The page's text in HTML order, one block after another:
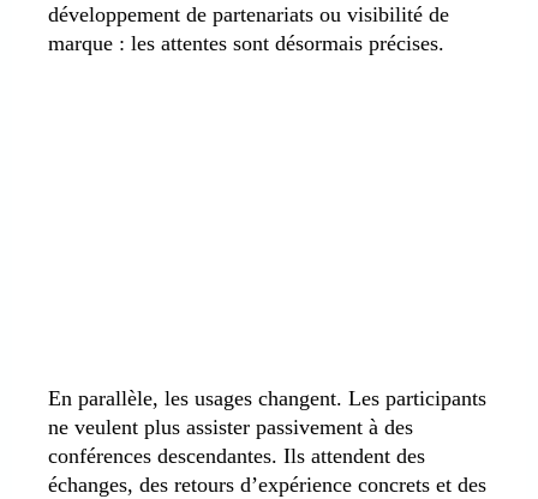
développement de partenariats ou visibilité de
marque : les attentes sont désormais précises.
En parallèle, les usages changent. Les participants
ne veulent plus assister passivement à des
conférences descendantes. Ils attendent des
échanges, des retours d’expérience concrets et des